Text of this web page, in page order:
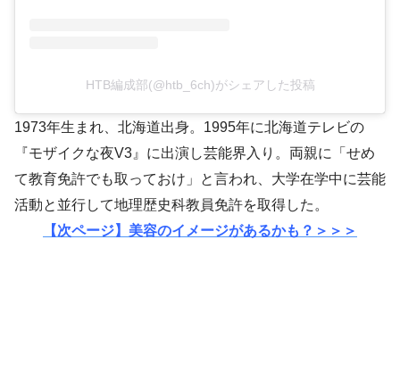
HTB編成部(@htb_6ch)がシェアした投稿
1973年生まれ、北海道出身。1995年に北海道テレビの
『モザイクな夜V3』に出演し芸能界入り。両親に「せめ
て教育免許でも取っておけ」と言われ、大学在学中に芸能
活動と並行して地理歴史科教員免許を取得した。
【次ページ】美容のイメージがあるかも？＞＞＞